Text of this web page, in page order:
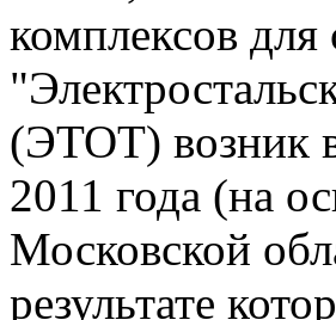
комплексов для
(ЭТОТ) возник в
2011 года (на
Московской
результате